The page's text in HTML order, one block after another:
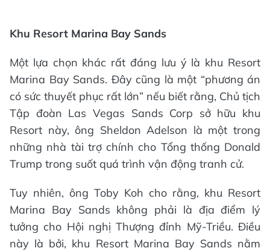
Khu Resort Marina Bay Sands
Một lựa chọn khác rất đáng lưu ý là khu Resort
Marina Bay Sands. Đây cũng là một “phương án
có sức thuyết phục rất lớn” nếu biết rằng, Chủ tịch
Tập đoàn Las Vegas Sands Corp sở hữu khu
Resort này, ông Sheldon Adelson là một trong
những nhà tài trợ chính cho Tổng thống Donald
Trump trong suốt quá trình vận động tranh cử.
Tuy nhiên, ông Toby Koh cho rằng, khu Resort
Marina Bay Sands không phải là địa điểm lý
tưởng cho Hội nghị Thượng đỉnh Mỹ-Triều. Điều
này là bởi, khu Resort Marina Bay Sands nằm